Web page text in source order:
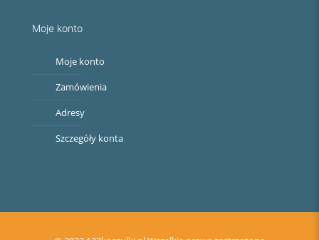
Moje konto
Moje konto
Zamówienia
Adresy
Szczegóły konta